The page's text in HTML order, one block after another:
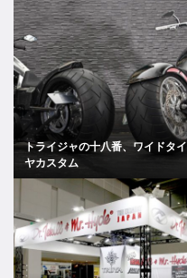
トライジャの十八番、ワイドタイ
ヤカスタム